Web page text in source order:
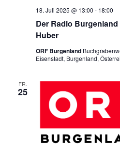
Der Radio
Huber
18. Juli 2025 @ 13:00 - 18:00
ORF Burgenland
Eisenstadt, Burgenland,
FR.
25